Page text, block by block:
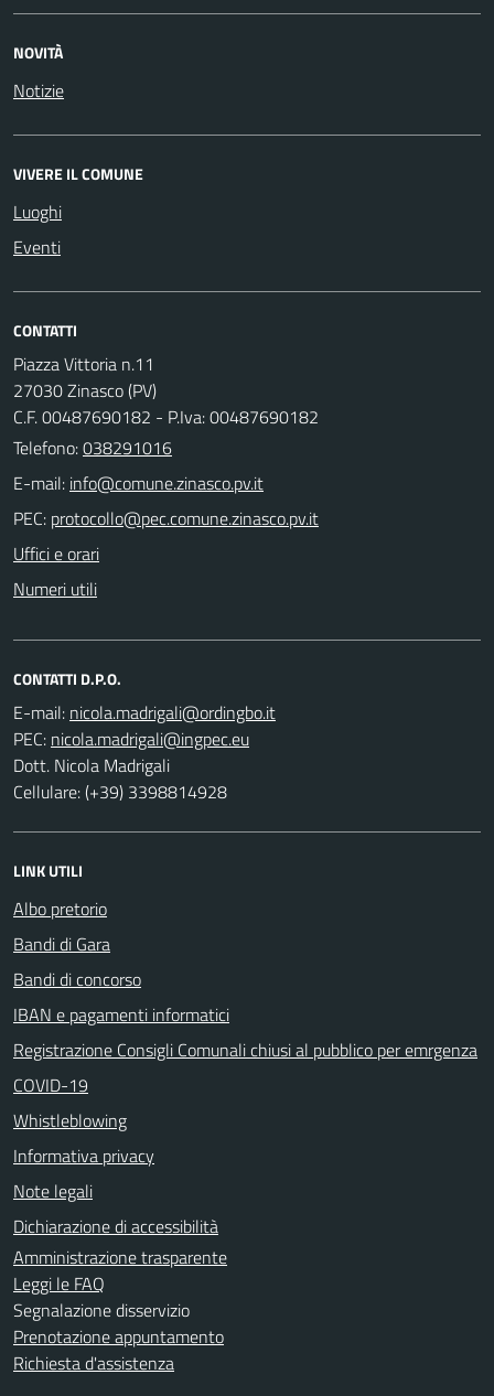
NOVITÀ
Notizie
VIVERE IL COMUNE
Luoghi
Eventi
CONTATTI
Piazza Vittoria n.11
27030 Zinasco (PV)
C.F. 00487690182 - P.Iva: 00487690182
Telefono:038291016
E-mail:
PEC:
Uffici e orari
Numeri utili
CONTATTI D.P.O.
E-mail:
PEC:
Dott. Nicola Madrigali
Cellulare: (+39) 3398814928
LINK UTILI
Albo pretorio
Bandi di Gara
Bandi di concorso
IBAN e pagamenti informatici
Registrazione Consigli Comunali chiusi al pubblico per emrgenza
COVID-19
Whistleblowing
Informativa privacy
Note legali
Dichiarazione di accessibilità
Amministrazione trasparente
Leggi le FAQ
Segnalazione disservizio
Prenotazione appuntamento
Richiesta d'assistenza